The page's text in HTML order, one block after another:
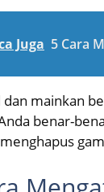
Juga 5 Cara
dan mainkan
benar-